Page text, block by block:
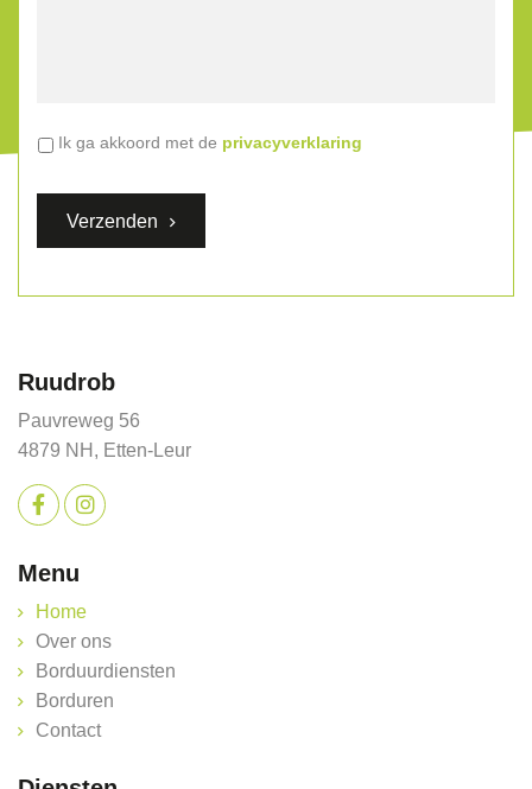
Algemene
voorwaarden
Ik ga akkoord met de privacyverklaring
Verzenden
Ruudrob
Pauvreweg 56
4879 NH, Etten-Leur
Menu
Home
Over ons
Borduurdiensten
Borduren
Contact